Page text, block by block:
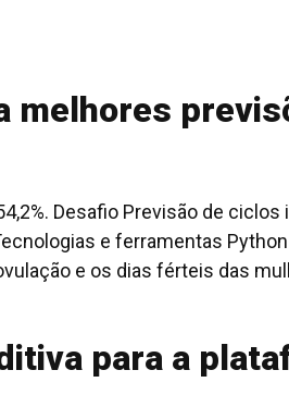
melhores
Desafio Previsão de
e ferramentas
e os dias férteis das
para a